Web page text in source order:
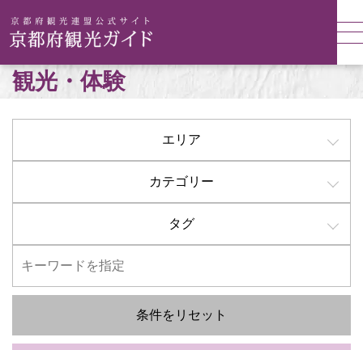
観光・体験
エリア
カテゴリー
タグ
条件をリセット